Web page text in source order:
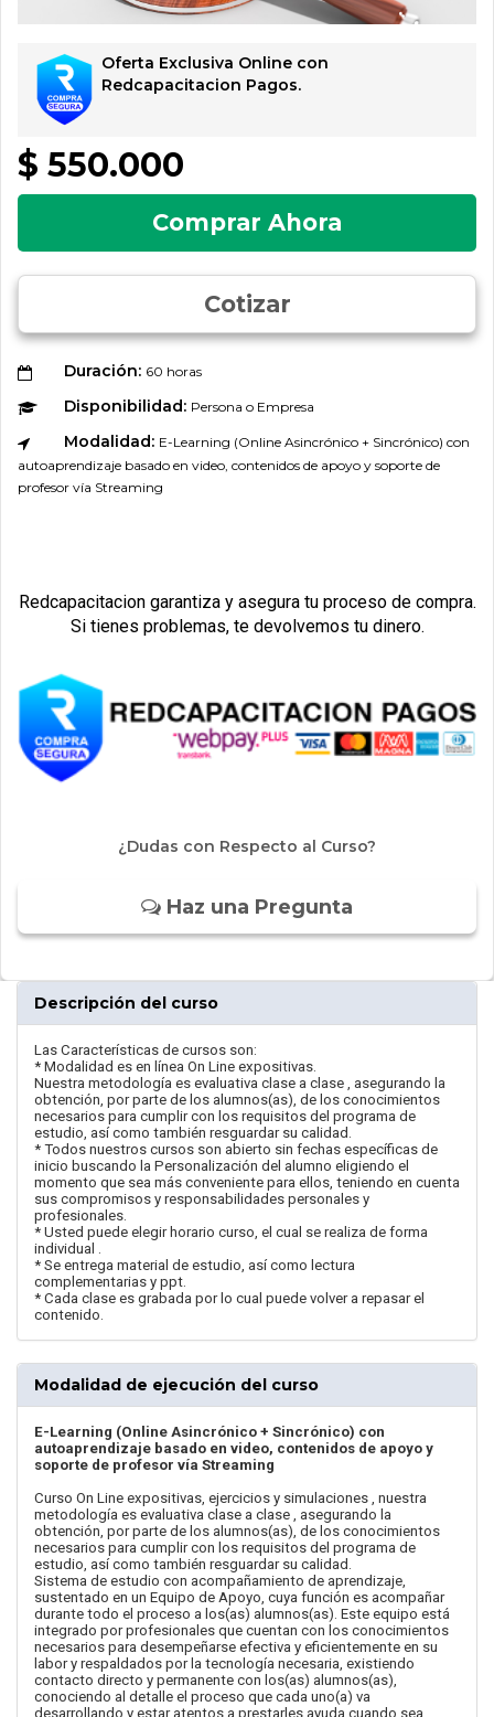
Oferta Exclusiva Online con
Redcapacitacion Pagos.
$ 550.000
Comprar Ahora
Cotizar
Duración: 60 horas
Disponibilidad: Persona o Empresa
Modalidad: E-Learning (Online Asincrónico + Sincrónico) con
autoaprendizaje basado en video, contenidos de apoyo y soporte de
profesor vía Streaming
Redcapacitacion garantiza y asegura tu proceso de compra.
Si tienes problemas, te devolvemos tu dinero.
¿Dudas con Respecto al Curso?
Haz una Pregunta
Descripción del curso
Las Características de cursos son:
* Modalidad es en línea On Line expositivas.
Nuestra metodología es evaluativa clase a clase , asegurando la
obtención, por parte de los alumnos(as), de los conocimientos
necesarios para cumplir con los requisitos del programa de
estudio, así como también resguardar su calidad.
* Todos nuestros cursos son abierto sin fechas específicas de
inicio buscando la Personalización del alumno eligiendo el
momento que sea más conveniente para ellos, teniendo en cuenta
sus compromisos y responsabilidades personales y
profesionales.
* Usted puede elegir horario curso, el cual se realiza de forma
individual .
* Se entrega material de estudio, así como lectura
complementarias y ppt.
* Cada clase es grabada por lo cual puede volver a repasar el
contenido.
Modalidad de ejecución del curso
E-Learning (Online Asincrónico + Sincrónico) con
autoaprendizaje basado en video, contenidos de apoyo y
soporte de profesor vía Streaming
Curso On Line expositivas, ejercicios y simulaciones , nuestra
metodología es evaluativa clase a clase , asegurando la
obtención, por parte de los alumnos(as), de los conocimientos
necesarios para cumplir con los requisitos del programa de
estudio, así como también resguardar su calidad.
Sistema de estudio con acompañamiento de aprendizaje,
sustentado en un Equipo de Apoyo, cuya función es acompañar
durante todo el proceso a los(as) alumnos(as). Este equipo está
integrado por profesionales que cuentan con los conocimientos
necesarios para desempeñarse efectiva y eficientemente en su
labor y respaldados por la tecnología necesaria, existiendo
contacto directo y permanente con los(as) alumnos(as),
conociendo al detalle el proceso que cada uno(a) va
desarrollando y estar atentos a prestarles ayuda cuando sea